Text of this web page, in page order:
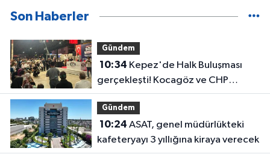
Son Haberler
Gündem
10:34
gerçekleşti! Kocagöz ve CHP
yönetimi vatandaşı dinledi
Gündem
10:24
kafeteryayı 3 yıllığına kiraya verecek